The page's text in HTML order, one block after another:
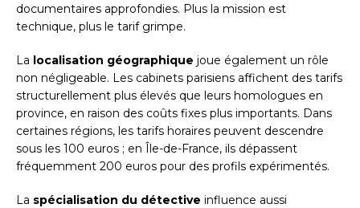
documentaires approfondies. Plus la mission est
technique, plus le tarif grimpe.
La localisation géographique joue également un rôle
non négligeable. Les cabinets parisiens affichent des tarifs
structurellement plus élevés que leurs homologues en
province, en raison des coûts fixes plus importants. Dans
certaines régions, les tarifs horaires peuvent descendre
sous les 100 euros ; en Île-de-France, ils dépassent
fréquemment 200 euros pour des profils expérimentés.
La spécialisation du détective influence aussi